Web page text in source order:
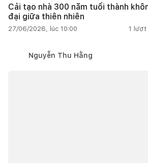
Cải tạo nhà 300 năm tuổi thành
đại giữa thiên nhiên
27/06/2026, lúc 10:00 1 lượt
Nguyễn Thu Hằng